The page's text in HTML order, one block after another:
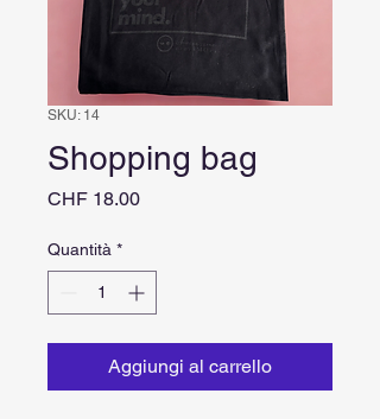
SKU: 14
Shopping bag
CHF 18.00Prezzo
Quantità *
Aggiungi al carrello